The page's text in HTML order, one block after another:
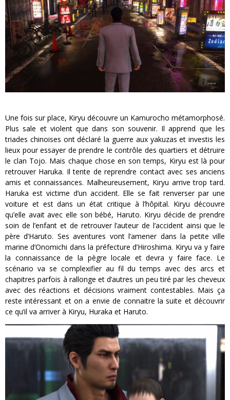
Une fois sur place, Kiryu découvre un Kamurocho métamorphosé.
Plus sale et violent que dans son souvenir. Il apprend que les
triades chinoises ont déclaré la guerre aux yakuzas et investis les
lieux pour essayer de prendre le contrôle des quartiers et détruire
le clan Tojo. Mais chaque chose en son temps, Kiryu est là pour
retrouver Haruka. Il tente de reprendre contact avec ses anciens
amis et connaissances. Malheureusement, Kiryu arrive trop tard.
Haruka est victime d’un accident. Elle se fait renverser par une
voiture et est dans un état critique à l’hôpital. Kiryu découvre
qu’elle avait avec elle son bébé, Haruto. Kiryu décide de prendre
soin de l’enfant et de retrouver l’auteur de l’accident ainsi que le
père d’Haruto. Ses aventures vont l’amener dans la petite ville
marine d’Onomichi dans la préfecture d’Hiroshima. Kiryu va y faire
la connaissance de la pègre locale et devra y faire face. Le
scénario va se complexifier au fil du temps avec des arcs et
chapitres parfois à rallonge et d’autres un peu tiré par les cheveux
avec des réactions et décisions vraiment contestables. Mais ça
reste intéressant et on a envie de connaitre la suite et découvrir
ce qu’il va arriver à Kiryu, Huraka et Haruto.